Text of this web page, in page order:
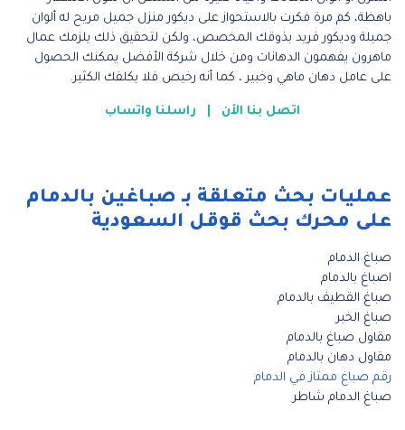
باهظة، كم مرة فكرت بالاستحواز على ديكور منزل جميل مريح له ألوان
جميلة وديكور فريد بذوقك المخصص، ولكن لتحقيق ذلك يلزمك عمال
ماهرون يفهمون الدهانات ومن خلال شركة الأفضل يمكنك الحصول
على عامل دهان ماهي وخبير ، كما أنه رخيص فلا يكلفك الكثير.
اتصل بنا الأن راسلنا واتساب
عمليات بحث متعلقة بـ صباغين بالدمام
على محرك بحث قوقل السعودية
صباغ الدمام
اصباغ بالدمام
صباغ القطيف بالدمام
صباغ الخبر
مقاول صباغ بالدمام
مقاول دهان بالدمام
رقم صباغ ممتاز في الدمام
صباغ الدمام شاطر